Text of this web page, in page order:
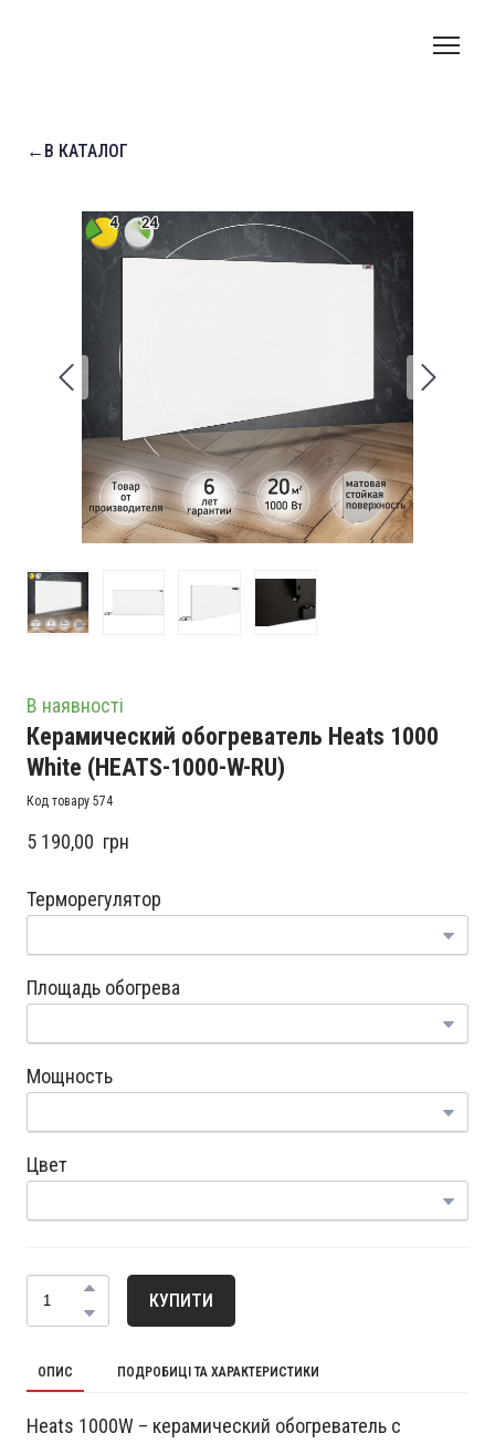
←В КАТАЛОГ
В наявності
Керамический обогреватель Heats 1000
White (HEATS-1000-W-RU)
Код товару 574
5 190,00  грн
Терморегулятор
Площадь обогрева
Мощность
Цвет
КУПИТИ
ОПИС ПОДРОБИЦІ ТА ХАРАКТЕРИСТИКИ
Heats 1000W – керамический обогреватель с